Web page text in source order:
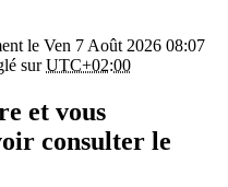
le Ven 7 Août 2026 08:07
surUTC+02:00
et vous
consulter le